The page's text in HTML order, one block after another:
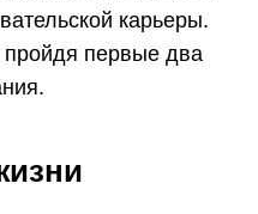
карьеры.
пройдя первые два